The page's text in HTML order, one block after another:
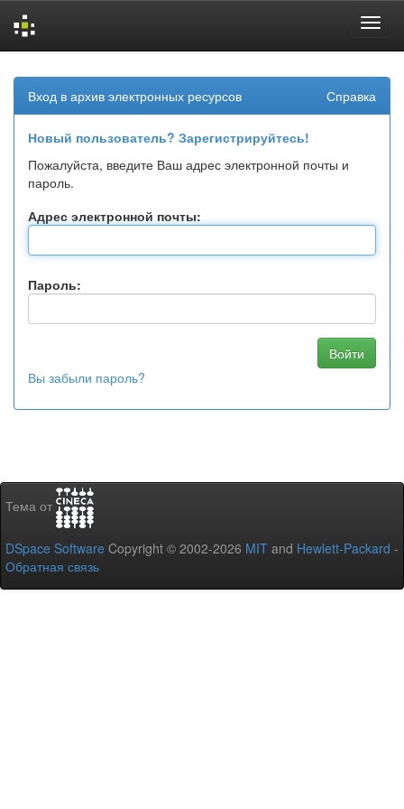
navigation
Вход в архив электронных ресурсов Справка
Новый пользователь? Зарегистрируйтесь!
Пожалуйста, введите Ваш адрес электронной почты и
пароль.
Адрес электронной почты:
Пароль:
Вы забыли пароль?
Тема от
DSpace Software Copyright © 2002-2026 MIT and Hewlett-Packard -
Обратная связь